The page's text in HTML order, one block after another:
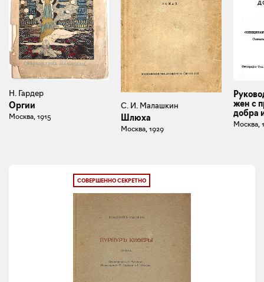
Н. Гардер
Оргии
Москва, 1915
С. И. Малашкин
Шлюха
Москва, 1929
жен с
добра
Москва,
СОВЕРШЕННО СЕКРЕТНО